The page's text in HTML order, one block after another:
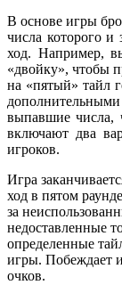
В основе игры
числа которого и
ход. Например,
«двойку», чтобы
на «пятый» тайл
выпавшие числа,
включают два
игроков.
Игра
ход в пятом
за
недоставленные
определенные
игры. Побеждает
очков.